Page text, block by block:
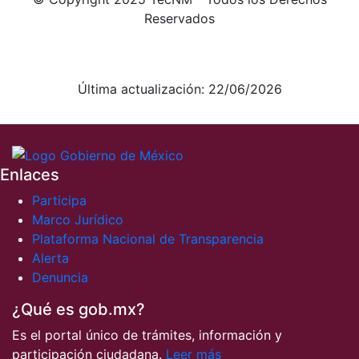
Reservados
Última actualización: 22/06/2026
Enlaces
Participa
Marco Jurídico
Plataforma Nacional de Transparencia
Alerta
Denuncia
¿Qué es gob.mx?
Es el portal único de trámites, información y
participación ciudadana. Leer más